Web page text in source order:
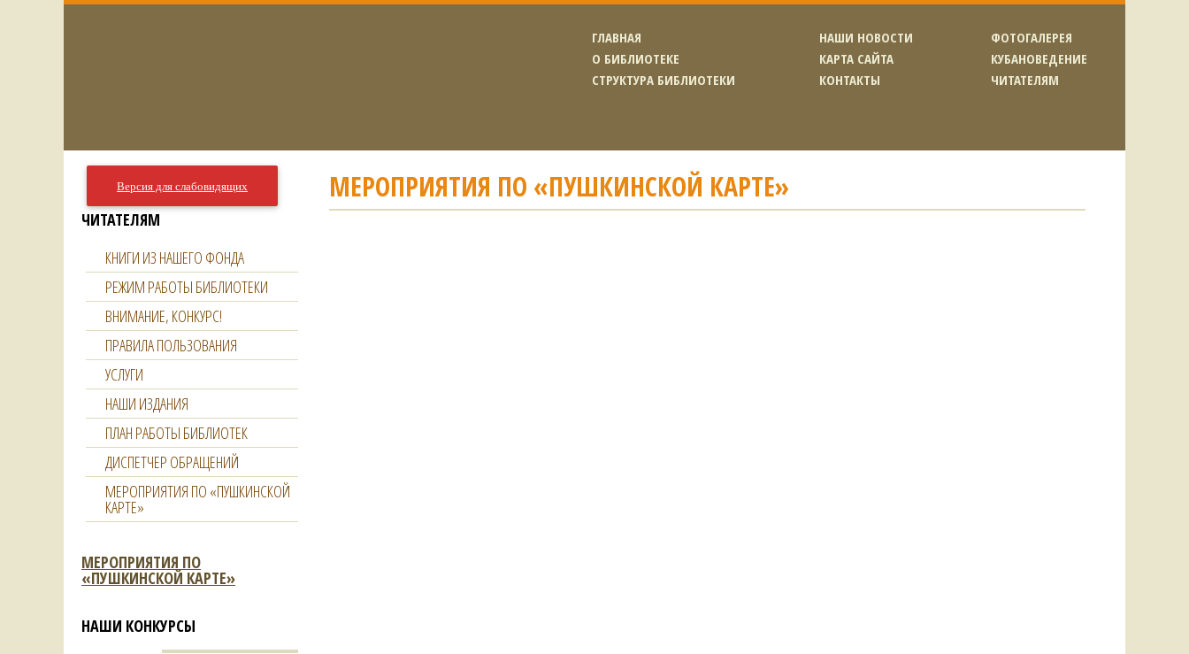
ГЛАВНАЯ
О БИБЛИОТЕКЕ
СТРУКТУРА БИБЛИОТЕКИ
НАШИ НОВОСТИ
КАРТА САЙТА
КОНТАКТЫ
ФОТОГАЛЕРЕЯ
КУБАНОВЕДЕНИЕ
ЧИТАТЕЛЯМ
МЕРОПРИЯТИЯ ПО «ПУШКИНСКОЙ КАРТЕ»
Версия для слабовидящих
ЧИТАТЕЛЯМ
КНИГИ ИЗ НАШЕГО ФОНДА
РЕЖИМ РАБОТЫ БИБЛИОТЕКИ
ВНИМАНИЕ, КОНКУРС!
ПРАВИЛА ПОЛЬЗОВАНИЯ
УСЛУГИ
НАШИ ИЗДАНИЯ
ПЛАН РАБОТЫ БИБЛИОТЕК
ДИСПЕТЧЕР ОБРАЩЕНИЙ
МЕРОПРИЯТИЯ ПО «ПУШКИНСКОЙ
КАРТЕ»
МЕРОПРИЯТИЯ ПО
«ПУШКИНСКОЙ КАРТЕ»
НАШИ КОНКУРСЫ